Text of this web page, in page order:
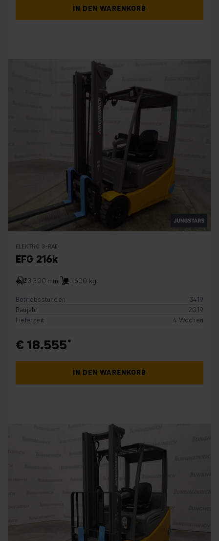
IN DEN WARENKORB
ELEKTRO 3-RAD
EFG 216k
3.300 mm
1.600 kg
Betriebsstunden
3419
Baujahr
2019
Lieferzeit
4 Wochen
€ 18.555
IN DEN WARENKORB